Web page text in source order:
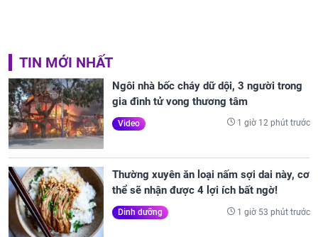
TIN MỚI NHẤT
Ngôi nhà bốc cháy dữ dội, 3 người trong
gia đình tử vong thương tâm
Video 1 giờ 12 phút trước
Thường xuyên ăn loại nấm sợi dai này, cơ
thể sẽ nhận được 4 lợi ích bất ngờ!
Dinh dưỡng 1 giờ 53 phút trước